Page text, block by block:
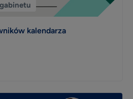
kalendarza